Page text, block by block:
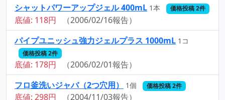
シャットパワーアップジェル 400mL 1本 価格投稿 2件
底値: 118円
（2006/02/16報告）
パイプユニッシュ強力ジェルプラス 1000mL 1コ
価格投稿 2件
底値: 178円
（2006/02/01報告）
フロ釜洗いジャバ（2つ穴用）
1個 価格投稿 2件
底値: 298円 （2004/11/03報告）